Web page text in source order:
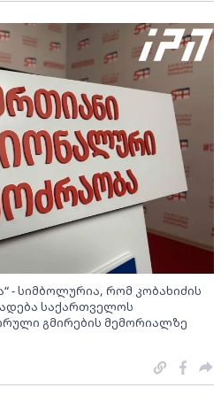
- სიმბოლურია, რომ კობახიძის
საქართველოს
გმირების მემორიალზე